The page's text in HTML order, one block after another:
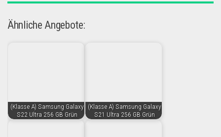
Ähnliche Angebote:
(Klasse A) Samsung Galaxy
S22 Ultra 256 GB Grün
(Klasse A) Samsung Galaxy
S21 Ultra 256 GB Grün